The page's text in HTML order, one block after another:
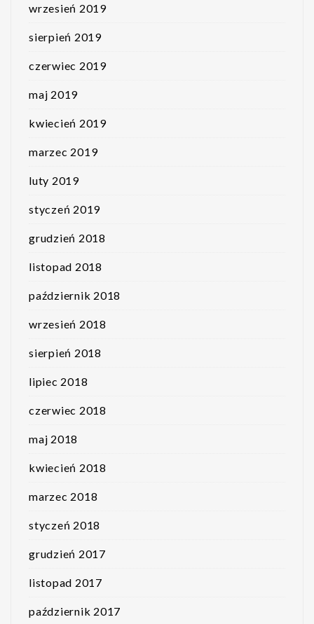
wrzesień 2019
sierpień 2019
czerwiec 2019
maj 2019
kwiecień 2019
marzec 2019
luty 2019
styczeń 2019
grudzień 2018
listopad 2018
październik 2018
wrzesień 2018
sierpień 2018
lipiec 2018
czerwiec 2018
maj 2018
kwiecień 2018
marzec 2018
styczeń 2018
grudzień 2017
listopad 2017
październik 2017